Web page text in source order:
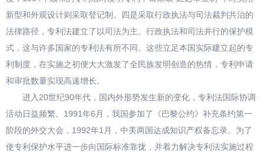
新型和外观设计则采取登记制。四是采取行政执法与司法裁判共治的
法律路径，专利法建立了以司法为主、行政执法和司法并行的保护模
式，这与许多国家的专利法有所不同。这些立足本国实际建立起的专
利制度，在实施之初便大大激发了全民族发明创造的热情，专利申请
和审批数量实现高速增长。
进入20世纪90年代，国内外形势发生新的变化，专利法国际协调
活动日益频繁。1991年6月，我国参加了《巴黎公约》补充条约第一
阶段的外交大会，1992年1月，中美两国达成知识产权备忘录。为了
使专利保护水平进一步向国际标准靠拢，并着力解决专利法实施过程